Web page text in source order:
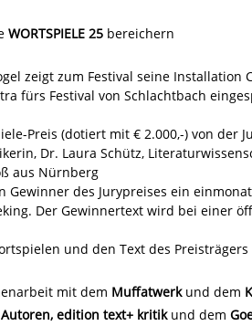
WORTSPIELE 25 bereichern
zeigt zum Festival seine Installation
fürs Festival von Schlachtbach
Preis (dotiert mit € 2.000,-) von der
Dr. Laura Schütz,
aus Nürnberg
des Jurypreises ein
Der Gewinnertext wird bei einer
und den Text des Preisträgers
mit dem Muffatwerkund dem
edition text+ kritikund dem